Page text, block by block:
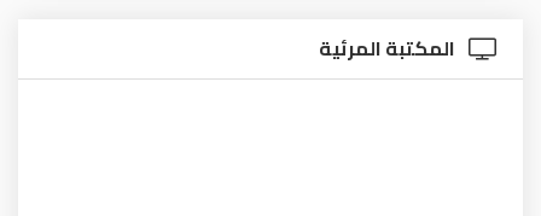
المكتبة المرئية